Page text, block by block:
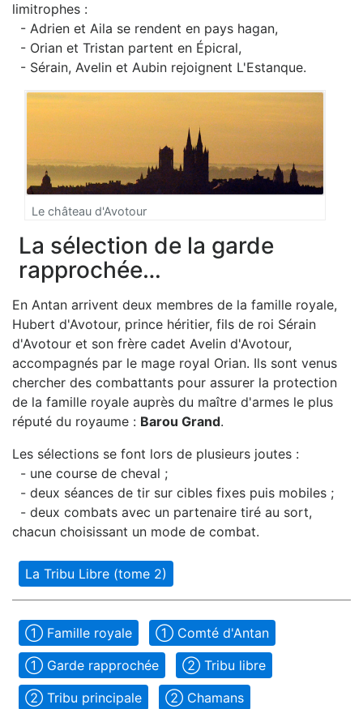
limitrophes :
- Adrien et Aila se rendent en pays hagan,
- Orian et Tristan partent en Épicral,
- Sérain, Avelin et Aubin rejoignent L'Estanque.
Le château d'Avotour
La sélection de la garde
rapprochée…
En Antan arrivent deux membres de la famille royale,
Hubert d'Avotour, prince héritier, fils de roi Sérain
d'Avotour et son frère cadet Avelin d'Avotour,
accompagnés par le mage royal Orian. Ils sont venus
chercher des combattants pour assurer la protection
de la famille royale auprès du maître d'armes le plus
réputé du royaume : Barou Grand.
Les sélections se font lors de plusieurs joutes :
- une course de cheval ;
- deux séances de tir sur cibles fixes puis mobiles ;
- deux combats avec un partenaire tiré au sort,
chacun choisissant un mode de combat.
La Tribu Libre (tome 2)
➀ Famille royale
➀ Comté d'Antan
➀ Garde rapprochée
➁ Tribu libre
➁ Tribu principale
➁ Chamans